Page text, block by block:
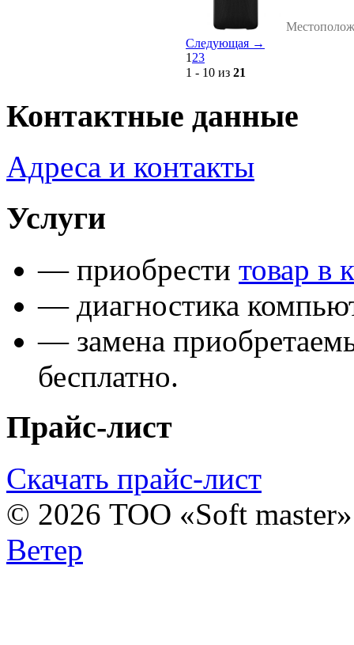
Cледующая →
1 23
1 - 10 из 21
Контактные данные
Адреса и контакты
Услуги
— приобрести товар в
— диагностика
— замена
бесплатно.
Прайс-лист
Скачать прайс-лист
© 2026 ТОО «Soft
Ветер